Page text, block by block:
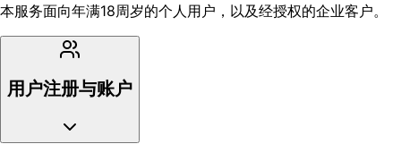
本服务面向年满18周岁的个人用户，以及经授权的企业客户。
用户注册与账户